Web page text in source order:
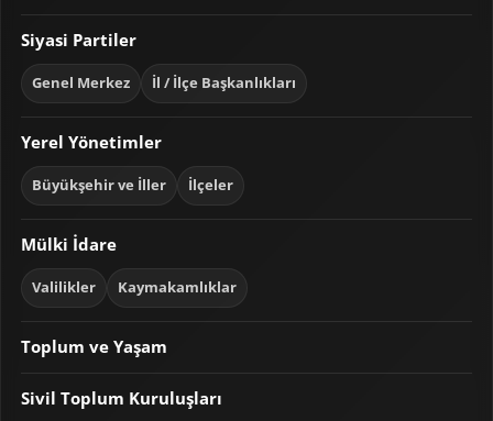
Siyasi Partiler
Genel Merkez İl / İlçe Başkanlıkları
Yerel Yönetimler
Büyükşehir ve İller İlçeler
Mülki İdare
Valilikler Kaymakamlıklar
Toplum ve Yaşam
Sivil Toplum Kuruluşları